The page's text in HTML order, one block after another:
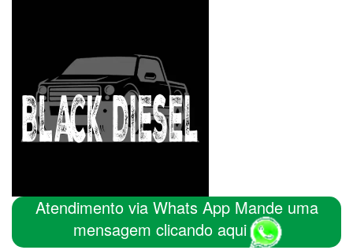
Atendimento via Whats App Mande uma
mensagem clicando aqui